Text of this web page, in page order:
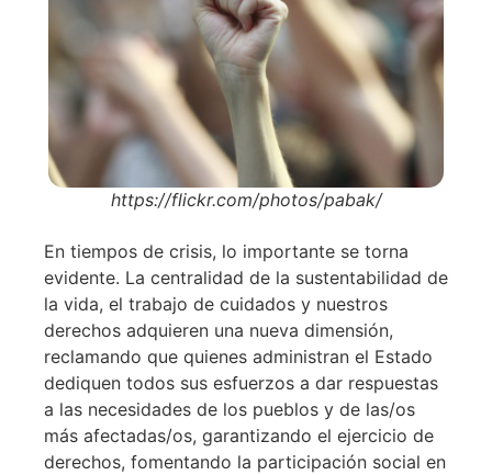
https://flickr.com/photos/pabak/
En tiempos de crisis, lo importante se torna
evidente. La centralidad de la sustentabilidad de
la vida, el trabajo de cuidados y nuestros
derechos adquieren una nueva dimensión,
reclamando que quienes administran el Estado
dediquen todos sus esfuerzos a dar respuestas
a las necesidades de los pueblos y de las/os
más afectadas/os, garantizando el ejercicio de
derechos, fomentando la participación social en